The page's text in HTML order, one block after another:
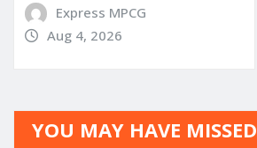
Express MPCG
Aug 4, 2026
YOU MAY HAVE MISSED